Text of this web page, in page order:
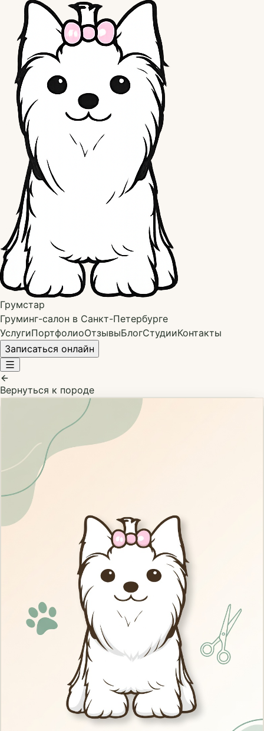
Грумстар
Груминг-салон в Санкт-Петербурге
УслугиПортфолиоОтзывыБлогСтудииКонтакты
Записаться онлайн
Вернуться к породе